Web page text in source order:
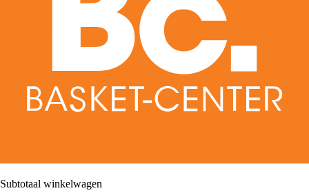
Subtotaal winkelwagen